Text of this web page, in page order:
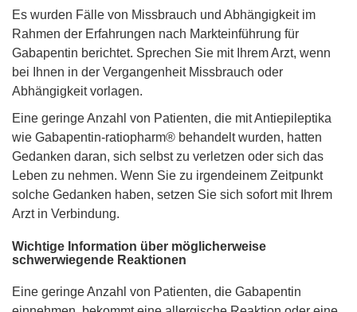
Es wurden Fälle von Missbrauch und Abhängigkeit im
Rahmen der Erfahrungen nach Markteinführung für
Gabapentin berichtet. Sprechen Sie mit Ihrem Arzt, wenn
bei Ihnen in der Vergangenheit Missbrauch oder
Abhängigkeit vorlagen.
Eine geringe Anzahl von Patienten, die mit Antiepileptika
wie Gabapentin-ratiopharm® behandelt wurden, hatten
Gedanken daran, sich selbst zu verletzen oder sich das
Leben zu nehmen. Wenn Sie zu irgendeinem Zeitpunkt
solche Gedanken haben, setzen Sie sich sofort mit Ihrem
Arzt in Verbindung.
Wichtige Information über möglicherweise
schwerwiegende Reaktionen
Eine geringe Anzahl von Patienten, die Gabapentin